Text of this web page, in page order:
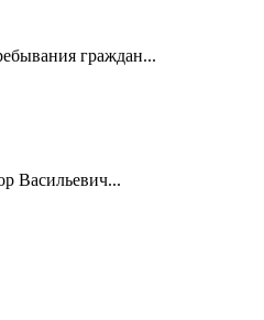
граждан...
Васильевич...